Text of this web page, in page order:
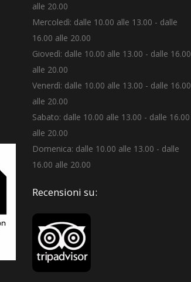
alle 20.00
Mercoledì: dalle 10.00 alle 13.00 - dalle
16.00 alle 20.00
Giovedì: dalle 10.00 alle 13.00 - dalle 16.00
alle 20.00
Venerdì: dalle 10.00 alle 13.00 - dalle 16.00
alle 20.00
Sabato: dalle 10.00 alle 13.00 - dalle 16.00
alle 20.00
Domenica: dalle 10.00 alle 13.00 - dalle
16.00 alle 20.00
Recensioni su: